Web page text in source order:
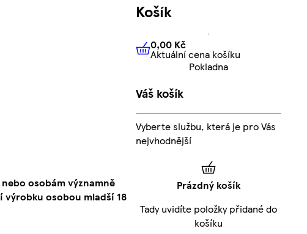
osobám významně
osobou mladší 18
Košík
0,00 KčAktuální cena košíku
0,00 Kč
Aktuální cena košíku
Pokladna
Váš košík
Vyberte službu, která je pro Vás
nejvhodnější
Prázdný košík
Tady uvidíte položky přidané do
košíku